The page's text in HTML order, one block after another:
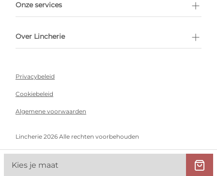
Kies je maat
Onze services
Over Lincherie
Privacybeleid
Cookiebeleid
Algemene voorwaarden
Lincherie 2026 Alle rechten voorbehouden